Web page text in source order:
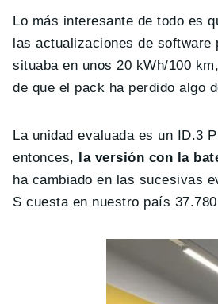
Lo más interesante de todo es
las actualizaciones de
situaba en unos 20 kWh/100 km,
de que el pack ha perdido algo
La unidad evaluada es un ID.3
entonces,
la versión con la
ha cambiado en las sucesivas
S cuesta en nuestro país